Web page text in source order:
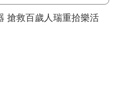
搶救百歲人瑞重拾樂活